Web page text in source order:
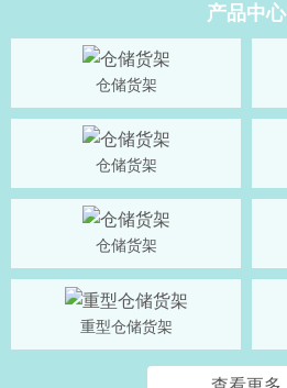
产品中心
仓储货架
仓储货架
仓储货架
重型仓储货架